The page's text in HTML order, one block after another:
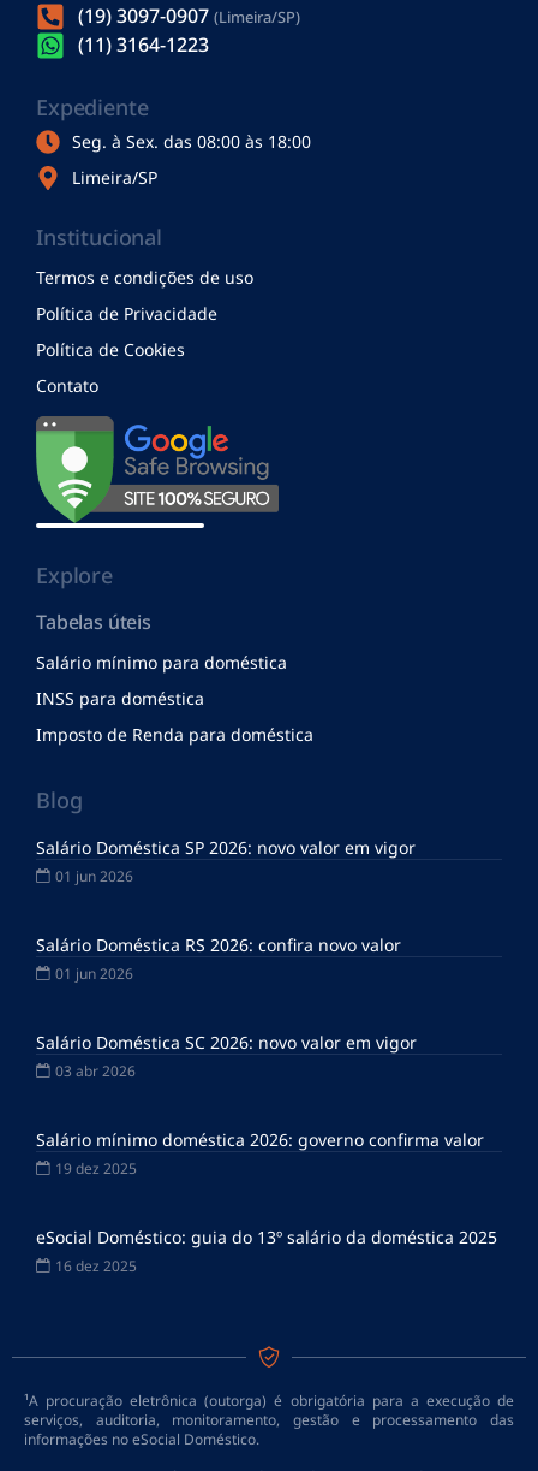
(19) 3097-0907 (Limeira/SP)
(11) 3164-1223
Expediente
Seg. à Sex. das 08:00 às 18:00
Limeira/SP
Institucional
Termos e condições de uso
Política de Privacidade
Política de Cookies
Contato
Explore
Tabelas úteis
Salário mínimo para doméstica
INSS para doméstica
Imposto de Renda para doméstica
Blog
Salário Doméstica SP 2026: novo valor em vigor
01 jun 2026
Salário Doméstica RS 2026: confira novo valor
01 jun 2026
Salário Doméstica SC 2026: novo valor em vigor
03 abr 2026
Salário mínimo doméstica 2026: governo confirma valor
19 dez 2025
eSocial Doméstico: guia do 13º salário da doméstica 2025
16 dez 2025
¹A procuração eletrônica (outorga) é obrigatória para a execução de
serviços, auditoria, monitoramento, gestão e processamento das
informações no eSocial Doméstico.